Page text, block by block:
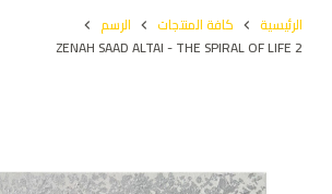
الرئيسية كافة المنتجات
الرسم
ZENAH SAAD ALTAI - THE SPIRAL OF LIFE 2